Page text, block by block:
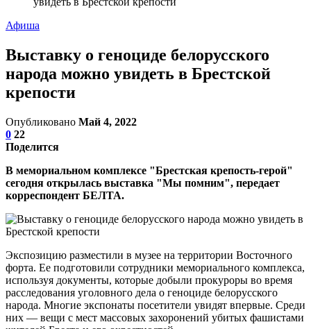
Афиша
Выставку о геноциде белорусского
народа можно увидеть в Брестской
крепости
Опубликовано Май 4, 2022
0 22
Поделится
В мемориальном комплексе "Брестская крепость-герой"
сегодня открылась выставка "Мы помним", передает
корреспондент БЕЛТА.
Экспозицию разместили в музее на территории Восточного
форта. Ее подготовили сотрудники мемориального комплекса,
используя документы, которые добыли прокуроры во время
расследования уголовного дела о геноциде белорусского
народа. Многие экспонаты посетители увидят впервые. Среди
них — вещи с мест массовых захоронений убитых фашистами